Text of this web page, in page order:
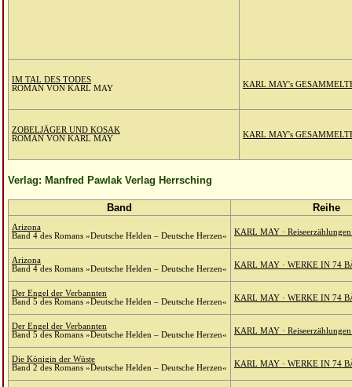
IM TAL DES TODES
ROMAN VON KARL MAY
KARL MAY's
ZOBELJÄGER UND KOSAK
ROMAN VON KARL MAY
KARL MAY's
Verlag: Manfred Pawlak Verlag Herrsching
Band Reihe
Arizona
Band 4 des Romans »Deutsche Helden – Deutsche Herzen«
KARL MAY ·
Arizona
Band 4 des Romans »Deutsche Helden – Deutsche Herzen«
KARL MAY · WERKE IN 74
Der Engel der Verbannten
Band 5 des Romans »Deutsche Helden – Deutsche Herzen«
KARL MAY · WERKE IN 74
Der Engel der Verbannten
Band 5 des Romans »Deutsche Helden – Deutsche Herzen«
KARL MAY ·
Die Königin der Wüste
Band 2 des Romans »Deutsche Helden – Deutsche Herzen«
KARL MAY · WERKE IN 74